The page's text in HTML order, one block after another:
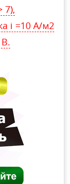
7),
i =10 A/м2